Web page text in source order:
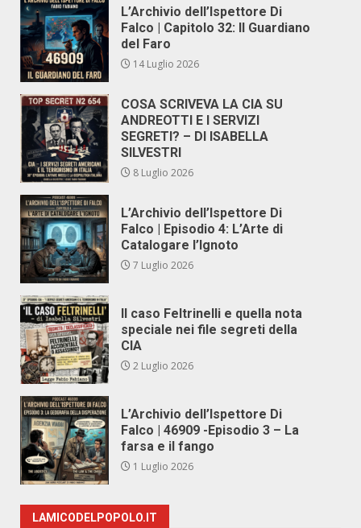
L’Archivio dell’Ispettore Di
Falco | Capitolo 32: Il Guardiano
del Faro
14 Luglio 2026
COSA SCRIVEVA LA CIA SU
ANDREOTTI E I SERVIZI
SEGRETI? – DI ISABELLA
SILVESTRI
8 Luglio 2026
L’Archivio dell’Ispettore Di
Falco | Episodio 4: L’Arte di
Catalogare l’Ignoto
7 Luglio 2026
Il caso Feltrinelli e quella nota
speciale nei file segreti della
CIA
2 Luglio 2026
L’Archivio dell’Ispettore Di
Falco | 46909 -Episodio 3 – La
farsa e il fango
1 Luglio 2026
LAMICODELPOPOLO.IT